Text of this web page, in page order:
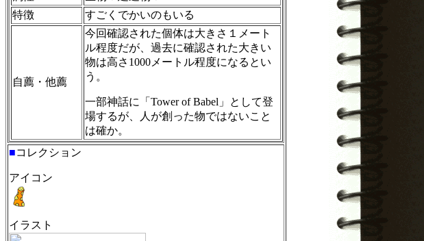
特徴
すごくでかいのもいる
自薦・他薦
今回確認された個体は大きさ１メート
ル程度だが、過去に確認された大きい
物は高さ1000メートル程度になるとい
う。
一部神話に「Tower of Babel」として登
場するが、人が創った物ではないこと
は確か。
■コレクション
アイコン
イラスト